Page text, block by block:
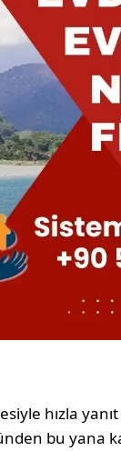
hızla
bu yana